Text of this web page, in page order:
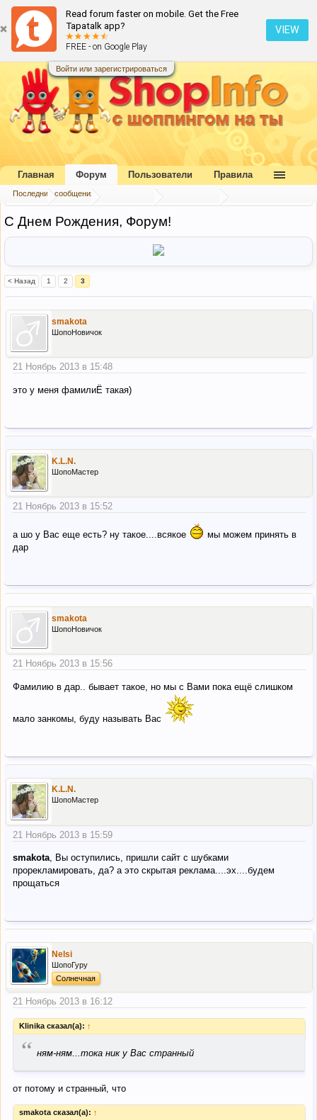
Read forum faster on mobile. Get the Free
Tapatalk app?
FREE - on Google Play
VIEW
Войти или зарегистрироваться
Главная Форум
С Днем Рождения, Форум!
< Назад 1 2 3
smakota
ШопоНовичок
21 Ноябрь 2013 в 15:48
это у меня фамилиЁ такая)
K.L.N.
ШопоМастер
21 Ноябрь 2013 в 15:52
а шо у Вас еще есть? ну такое....всякое
мы можем принять в
дар
smakota
ШопоНовичок
21 Ноябрь 2013 в 15:56
Фамилию в дар.. бывает такое, но мы с Вами пока ещё слишком
мало занкомы, буду называть Вас
K.L.N.
ШопоМастер
21 Ноябрь 2013 в 15:59
smakota, Вы оступились, пришли сайт с шубками
прорекламировать, да? а это скрытая реклама....эх....будем
прощаться
Nelsi
ШопоГуру
Солнечная
21 Ноябрь 2013 в 16:12
Klinika сказал(а): ↑
“ ням-ням...тока ник у Вас странный
от потому и странный, что
smakota сказал(а): ↑
Главная Форум
Последние сообщения
Пользователи Правила